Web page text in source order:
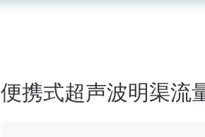
便携式超声波明渠流